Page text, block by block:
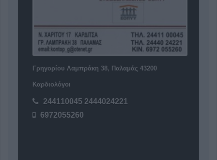
Γρηγορίου Λαμπράκη 38, Παλαμάς 43200
Καρδιολόγοι
244110045 2444024221
6972055260